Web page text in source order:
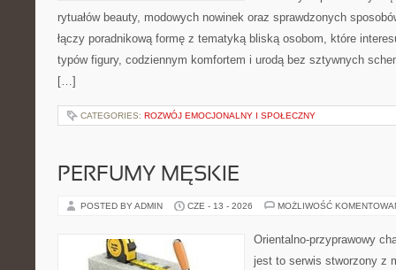
rytuałów beauty, modowych nowinek oraz sprawdzonych
łączy poradnikową formę z tematyką bliską osobom, które
typów figury, codziennym komfortem i urodą bez sztywnych
[…]
CATEGORIES: ROZWÓJ EMOCJONALNY I SPOŁECZNY
PERFUMY MĘSKIE
POSTED BY ADMIN CZE - 13 - 2026 MOŻLIWOŚĆ
Orientalno-przyprawowy
jest to serwis stworzony z